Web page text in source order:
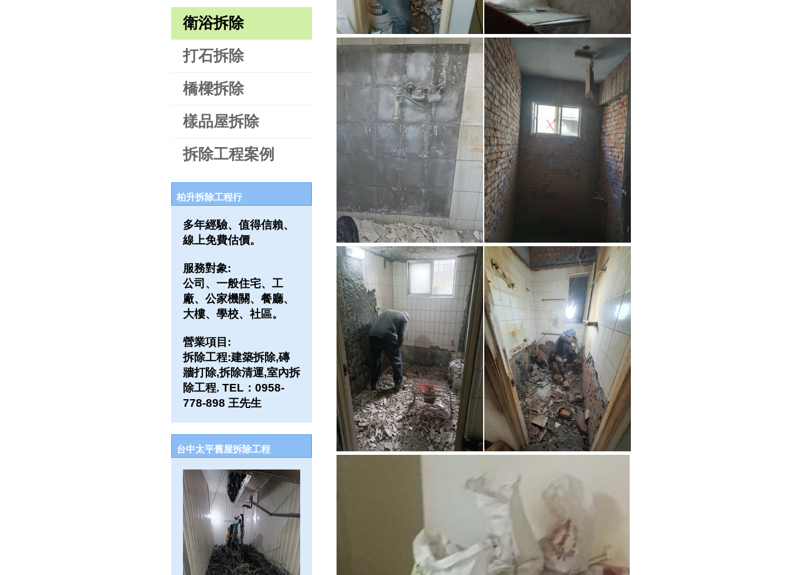
衛浴拆除
打石拆除
橋樑拆除
樣品屋拆除
拆除工程案例
柏升拆除工程行
多年經驗、值得信賴、
線上免費估價。
服務對象:
公司、一般住宅、工
廠、公家機關、餐廳、
大樓、學校、社區。
營業項目:
拆除工程:建築拆除,磚
牆打除,拆除清運,室內拆
除工程. TEL：0958-
778-898 王先生
台中太平舊屋拆除工程